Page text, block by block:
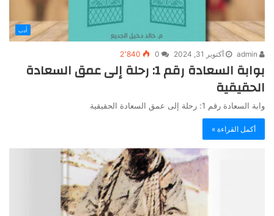
أدب
أكتوبر 31, 2024 0 2٬840
بوابة السعادة رقم 1: رحلة إلى عمق السعادة
الحقيقية
وابة السعادة رقم 1: رحلة إلى عمق السعادة الحقيقية
أكمل القراءة »